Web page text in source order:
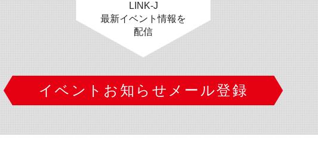
LINK-J
最新イベント情報を
配信
イベントお知らせメール登録